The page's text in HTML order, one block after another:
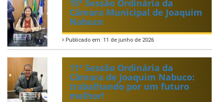
15ª Sessão Ordinária da
Câmara Municipal de Joaquim
Nabuco
Publicado em: 11 de junho de 2026
11ª Sessão Ordinária da
Câmara de Joaquim Nabuco:
trabalhando por um futuro
melhor!